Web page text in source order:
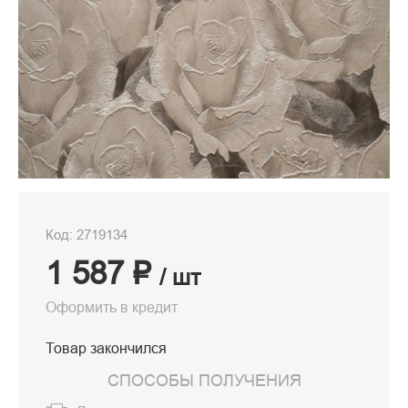
Код: 2719134
1 587 ₽ / шт
Оформить в кредит
Товар закончился
СПОСОБЫ ПОЛУЧЕНИЯ